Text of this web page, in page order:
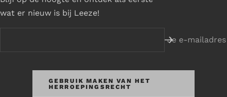
wat er nieuw is bij Leeze!
Je e-mailadres
GEBRUIK MAKEN VAN HET
HERROEPINGSRECHT